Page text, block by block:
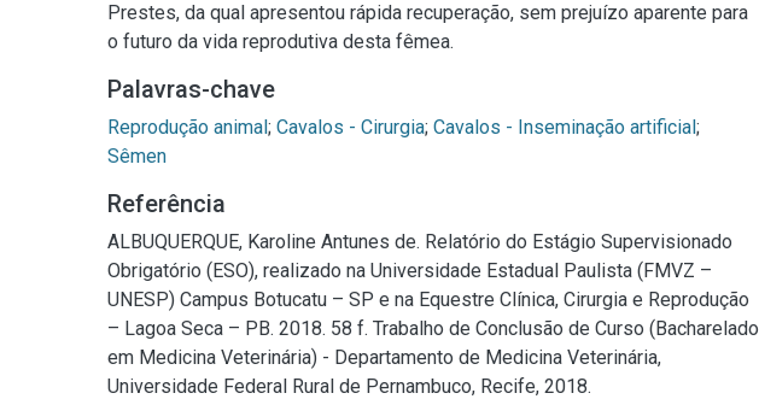
Prestes, da qual apresentou rápida recuperação, sem prejuízo aparente para
o futuro da vida reprodutiva desta fêmea.
Palavras-chave
Reprodução animal; Cavalos - Cirurgia; Cavalos - Inseminação artificial;
Sêmen
Referência
ALBUQUERQUE, Karoline Antunes de. Relatório do Estágio Supervisionado
Obrigatório (ESO), realizado na Universidade Estadual Paulista (FMVZ –
UNESP) Campus Botucatu – SP e na Equestre Clínica, Cirurgia e Reprodução
– Lagoa Seca – PB. 2018. 58 f. Trabalho de Conclusão de Curso (Bacharelado
em Medicina Veterinária) - Departamento de Medicina Veterinária,
Universidade Federal Rural de Pernambuco, Recife, 2018.